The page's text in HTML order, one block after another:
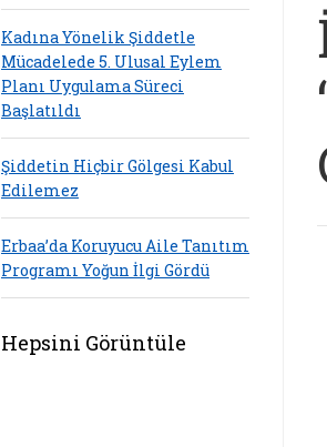
Kadına Yönelik Şiddetle
Mücadelede 5. Ulusal Eylem
Planı Uygulama Süreci
Başlatıldı
Şiddetin Hiçbir Gölgesi Kabul
Edilemez
Erbaa’da Koruyucu Aile Tanıtım
Programı Yoğun İlgi Gördü
Hepsini Görüntüle